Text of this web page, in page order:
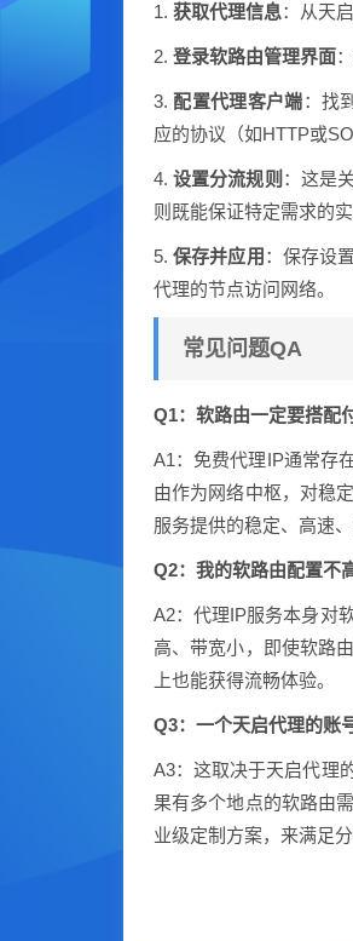
1. 获取代理信息：从天
2. 登录软路由管理界面
3.配置代理客户端：找
应的协议（如HTTP或
4.设置分流规则 ：这是
则既能保证特定需求的
5.保存并应用 ：保存设
代理的节点访问网络。
常见问题QA
Q1：软路由一定要搭配
A1：免费代理IP通常存
由作为网络中枢，对稳
服务提供的稳定、高速
Q2：我的软路由配置不
A2：代理IP服务本身对
高、带宽小，即使软路
上也能获得流畅体验。
Q3：一个天启代理的账
A3：这取决于天启代理
果有多个地点的软路由
业级定制方案，来满足